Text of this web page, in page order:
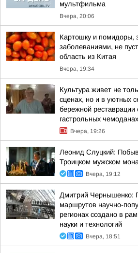
мультфильма
Вчера, 20:06
Картошку и помидоры,
заболеваниями, не
область из Китая
Вчера, 19:34
Культура живет не
сценах, но и в уютных
бережной реставрации
гастрольных
Вчера, 19:26
Леонид Слуцкий:
Троицком мужском
Вчера, 19:12
Дмитрий Чернышенко:
маршрутов научно-
регионах создано в
науки и технологий
Вчера, 18:51